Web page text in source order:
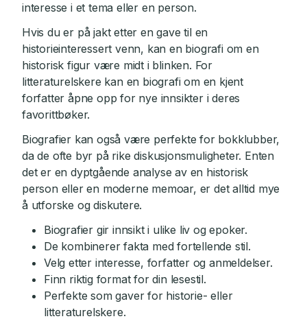
interesse i et tema eller en person.
Hvis du er på jakt etter en gave til en
historieinteressert venn, kan en biografi om en
historisk figur være midt i blinken. For
litteraturelskere kan en biografi om en kjent
forfatter åpne opp for nye innsikter i deres
favorittbøker.
Biografier kan også være perfekte for bokklubber,
da de ofte byr på rike diskusjonsmuligheter. Enten
det er en dyptgående analyse av en historisk
person eller en moderne memoar, er det alltid mye
å utforske og diskutere.
Biografier gir innsikt i ulike liv og epoker.
De kombinerer fakta med fortellende stil.
Velg etter interesse, forfatter og anmeldelser.
Finn riktig format for din lesestil.
Perfekte som gaver for historie- eller
litteraturelskere.